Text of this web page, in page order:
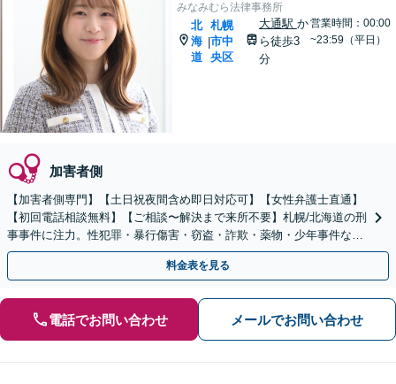
みなみむら法律事務所
北
海
道
|
札幌
市中
央区
大通駅 か
ら徒歩3
分
営業時間：00:00
~23:59（平日）
加害者側
【加害者側専門】【土日祝夜間含め即日対応可】【女性弁護士直通】
【初回電話相談無料】【ご相談〜解決まで来所不要】札幌/北海道の刑
事事件に注力。性犯罪・暴行傷害・窃盗・詐欺・薬物・少年事件など
幅広く対応◎迅速な対応、示談交渉に自信あり。
料金表を見る
電話でお問い合わせ メールでお問い合わせ